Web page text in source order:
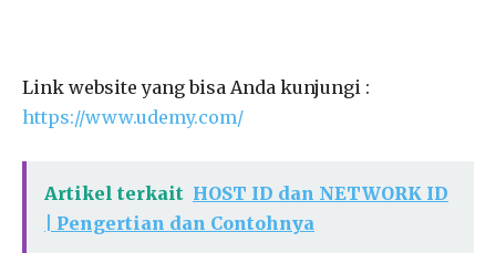
Link website yang bisa Anda kunjungi :
https://www.udemy.com/
Artikel terkait HOST ID dan NETWORK ID
| Pengertian dan Contohnya